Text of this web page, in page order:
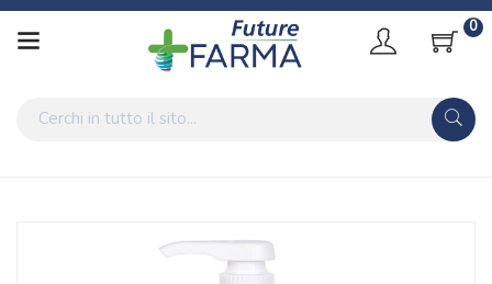
0
Pelli Sensibili 400 ml